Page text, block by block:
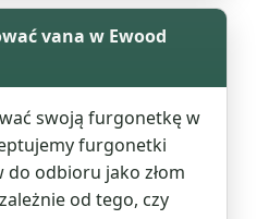
vana w Ewood
swoją furgonetkę w
furgonetki
odbioru jako złom
od tego, czy